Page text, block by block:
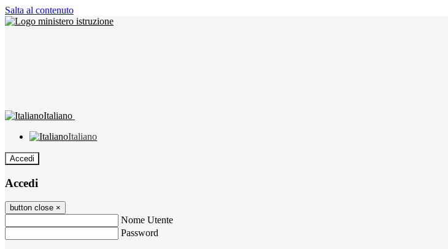
Salta al contenuto
Italiano
Italiano
Accedi
Accedi
button close ×
Nome Utente
Password